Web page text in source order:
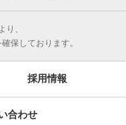
り、
保しております。
採用情報
合わせ